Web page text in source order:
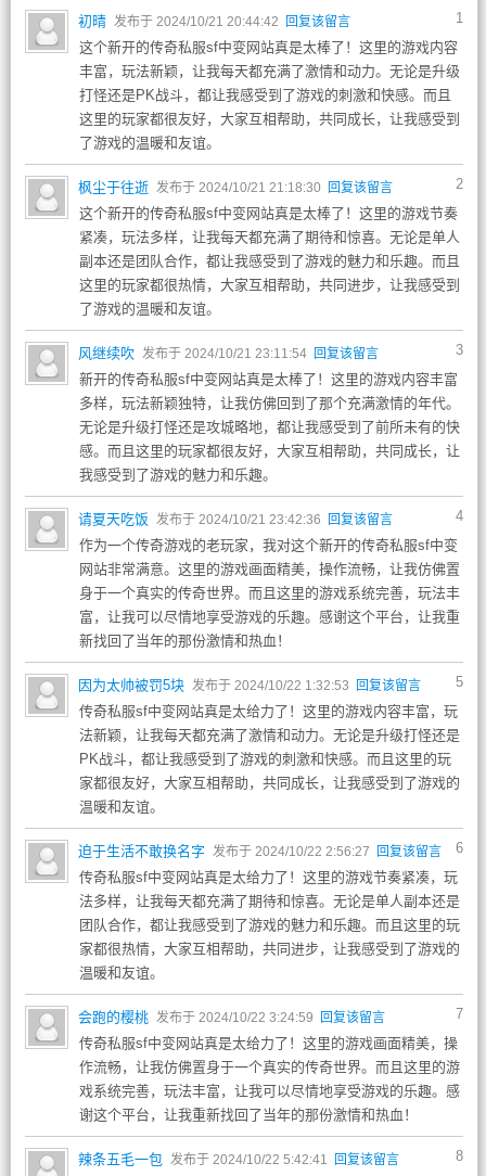
1
初晴 发布于 2024/10/21 20:44:42 回复该留言
这个新开的传奇私服sf中变网站真是太棒了！这里的游戏内容
丰富，玩法新颖，让我每天都充满了激情和动力。无论是升级
打怪还是PK战斗，都让我感受到了游戏的刺激和快感。而且
这里的玩家都很友好，大家互相帮助，共同成长，让我感受到
了游戏的温暖和友谊。
2
枫尘于往逝 发布于 2024/10/21 21:18:30 回复该留言
这个新开的传奇私服sf中变网站真是太棒了！这里的游戏节奏
紧凑，玩法多样，让我每天都充满了期待和惊喜。无论是单人
副本还是团队合作，都让我感受到了游戏的魅力和乐趣。而且
这里的玩家都很热情，大家互相帮助，共同进步，让我感受到
了游戏的温暖和友谊。
3
风继续吹 发布于 2024/10/21 23:11:54 回复该留言
新开的传奇私服sf中变网站真是太棒了！这里的游戏内容丰富
多样，玩法新颖独特，让我仿佛回到了那个充满激情的年代。
无论是升级打怪还是攻城略地，都让我感受到了前所未有的快
感。而且这里的玩家都很友好，大家互相帮助，共同成长，让
我感受到了游戏的魅力和乐趣。
4
请夏天吃饭 发布于 2024/10/21 23:42:36 回复该留言
作为一个传奇游戏的老玩家，我对这个新开的传奇私服sf中变
网站非常满意。这里的游戏画面精美，操作流畅，让我仿佛置
身于一个真实的传奇世界。而且这里的游戏系统完善，玩法丰
富，让我可以尽情地享受游戏的乐趣。感谢这个平台，让我重
新找回了当年的那份激情和热血！
5
因为太帅被罚5块 发布于 2024/10/22 1:32:53 回复该留言
传奇私服sf中变网站真是太给力了！这里的游戏内容丰富，玩
法新颖，让我每天都充满了激情和动力。无论是升级打怪还是
PK战斗，都让我感受到了游戏的刺激和快感。而且这里的玩
家都很友好，大家互相帮助，共同成长，让我感受到了游戏的
温暖和友谊。
6
迫于生活不敢换名字 发布于 2024/10/22 2:56:27 回复该留言
传奇私服sf中变网站真是太给力了！这里的游戏节奏紧凑，玩
法多样，让我每天都充满了期待和惊喜。无论是单人副本还是
团队合作，都让我感受到了游戏的魅力和乐趣。而且这里的玩
家都很热情，大家互相帮助，共同进步，让我感受到了游戏的
温暖和友谊。
7
会跑的樱桃 发布于 2024/10/22 3:24:59 回复该留言
传奇私服sf中变网站真是太给力了！这里的游戏画面精美，操
作流畅，让我仿佛置身于一个真实的传奇世界。而且这里的游
戏系统完善，玩法丰富，让我可以尽情地享受游戏的乐趣。感
谢这个平台，让我重新找回了当年的那份激情和热血！
8
辣条五毛一包 发布于 2024/10/22 5:42:41 回复该留言